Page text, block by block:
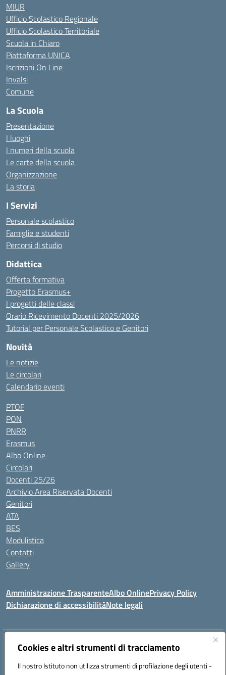
Cookies e altri strumenti di tracciamento
Il nostro Istituto non utilizza strumenti di profilazione degli utenti -
MIUR
Ufficio Scolastico Regionale
Ufficio Scolastico Territoriale
Scuola in Chiaro
Piattaforma UNICA
Iscrizioni On Line
Invalsi
Comune
La Scuola
Presentazione
I luoghi
I numeri della scuola
Le carte della scuola
Organizzazione
La storia
I Servizi
Personale scolastico
Famiglie e studenti
Percorsi di studio
Didattica
Offerta formativa
Progetto Erasmus+
I progetti delle classi
Orario Ricevimento Docenti 2025/2026
Tutorial per Personale Scolastico e Genitori
Novità
Le notizie
Le circolari
Calendario eventi
PTOF
PON
PNRR
Erasmus
Albo Online
Circolari
Docenti 25/26
Archivio Area Riservata Docenti
Genitori
ATA
BES
Modulistica
Contatti
Gallery
Amministrazione TrasparenteAlbo OnlinePrivacy Policy
Dichiarazione di accessibilitàNote legali
Indirizzo:Via Coniugi Crigna – Cap. 89861 – Tropea (VV)
Posta elettronica certificata (PEC):vvic82200d@pec.istruzione.it